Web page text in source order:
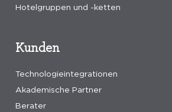
Hotelgruppen und -ketten
Kunden
Technologieintegrationen
Akademische Partner
Berater